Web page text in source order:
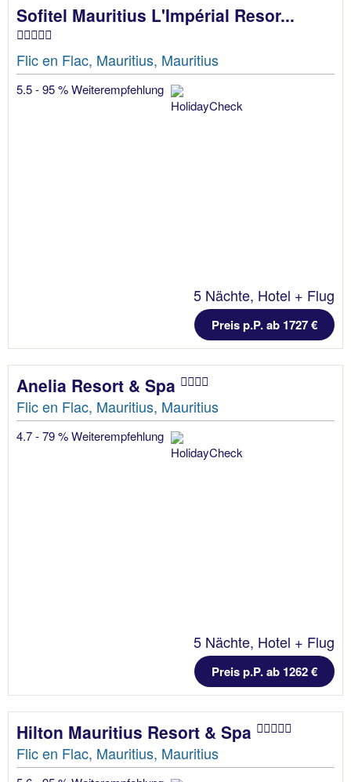
Sofitel Mauritius L'Impérial Resor...
Flic en Flac, Mauritius, Mauritius
5.5 - 95 % Weiterempfehlung
5 Nächte, Hotel + Flug
Preis p.P. ab 1727 €
Anelia Resort & Spa
Flic en Flac, Mauritius, Mauritius
4.7 - 79 % Weiterempfehlung
5 Nächte, Hotel + Flug
Preis p.P. ab 1262 €
Hilton Mauritius Resort & Spa
Flic en Flac, Mauritius, Mauritius